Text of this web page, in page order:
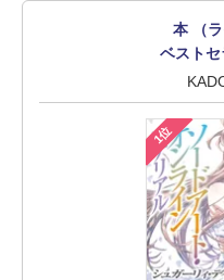
本 （ラ
ベスト
1位